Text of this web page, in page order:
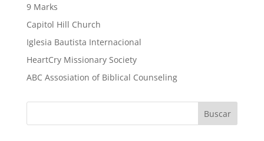
9 Marks
Capitol Hill Church
Iglesia Bautista Internacional
HeartCry Missionary Society
ABC Assosiation of Biblical Counseling